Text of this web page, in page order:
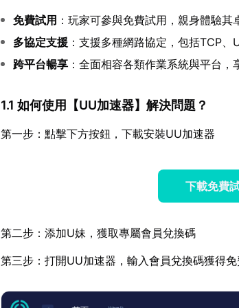
免費試用 ：玩家可參與免費試用，親身體驗其
多協定支援 ：支援多種網路協定，包括TCP、
跨平台暢享 ：全面相容各類作業系統與平台，
1.1 如何使用【UU加速器】解決問題？
第一步：點擊下方按鈕，下載安裝UU加速器
下載免費
第二步：添加U妹，獲取專屬會員兌換碼
第三步：打開UU加速器，輸入會員兌換碼獲得